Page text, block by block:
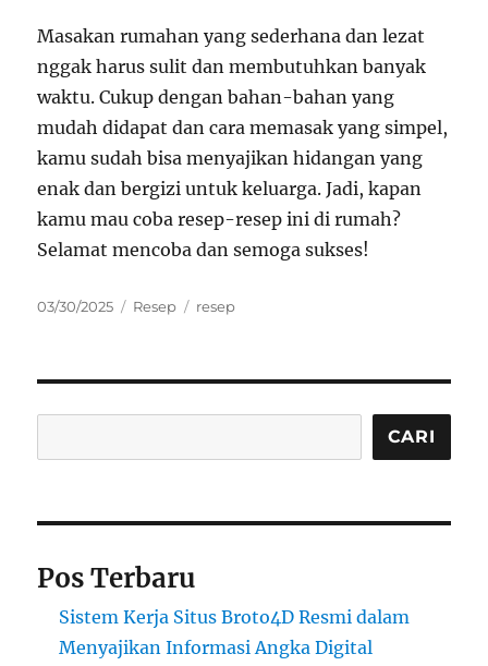
Masakan rumahan yang sederhana dan lezat
nggak harus sulit dan membutuhkan banyak
waktu. Cukup dengan bahan-bahan yang
mudah didapat dan cara memasak yang simpel,
kamu sudah bisa menyajikan hidangan yang
enak dan bergizi untuk keluarga. Jadi, kapan
kamu mau coba resep-resep ini di rumah?
Selamat mencoba dan semoga sukses!
Posted
03/30/2025 Categories
Resep Tags
resep
CARI
Pos Terbaru
Sistem Kerja Situs Broto4D Resmi dalam
Menyajikan Informasi Angka Digital